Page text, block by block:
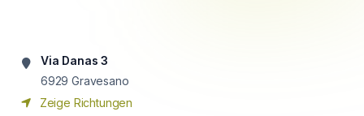
Via Danas 3
6929 Gravesano
Zeige Richtungen